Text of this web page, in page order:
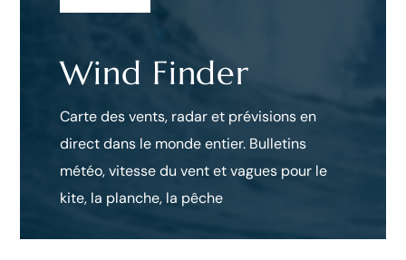
Wind Finder
Carte des vents, radar et prévisions en
direct dans le monde entier. Bulletins
météo, vitesse du vent et vagues pour le
kite, la planche, la pêche